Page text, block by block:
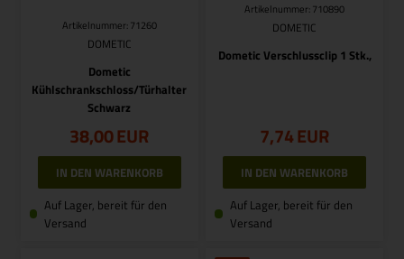
Artikelnummer: 71260
DOMETIC
Dometic
Kühlschrankschloss/Türhalter
Schwarz
38,00EUR
Auf Lager, bereit für den
Versand
Artikelnummer: 710890
DOMETIC
Dometic Verschlussclip 1 Stk.,
7,74EUR
Auf Lager, bereit für den
Versand